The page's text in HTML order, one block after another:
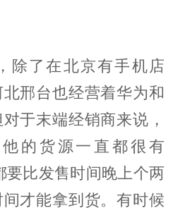
除了在北京有手机店
邢台也经营着华为和
于末端经销商来说，
的货源一直都很有
要比发售时间晚上个两
才能拿到货。有时候